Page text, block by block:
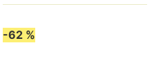
-62 %